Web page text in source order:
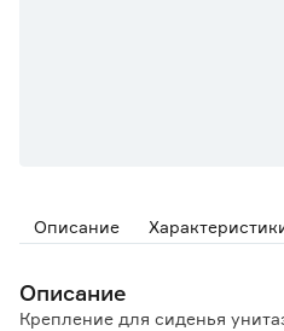
Описание
Описание
Крепление для сиденья